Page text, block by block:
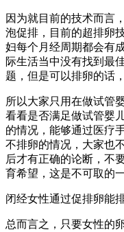
因为就目前的技术而言
泡促排，目前的超排卵
妇每个月经周期都会有
际生活当中没有找到最
题，但是可以排卵的话
所以大家只用在做试管
看看是否满足做试管婴
的情况，能够通过医疗
不排卵的情况，大家也
后才有正确的论断，不
育希望，这是不可取的
闭经女性通过促排卵能
总而言之，只要女性的